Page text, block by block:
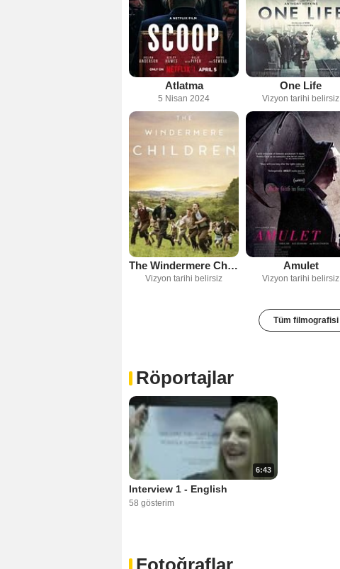
Atlatma
5 Nisan 2024
One Life
Vizyon tarihi belirsiz
The Windermere Children
Vizyon tarihi belirsiz
Amulet
Vizyon tarihi belirsiz
Tüm filmografisi
Röportajlar
6:43
Interview 1 - English
58 gösterim
Fotoğraflar